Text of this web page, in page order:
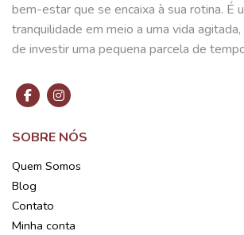
bem-estar que se encaixa à sua rotina. É
tranquilidade em meio a uma vida
de investir uma pequena parcela de
SOBRE NÓS
Quem Somos
Blog
Contato
Minha conta